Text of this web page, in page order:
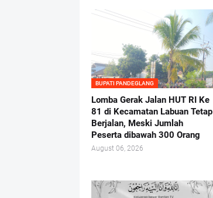
BUPATI PANDEGLANG
Lomba Gerak Jalan HUT RI Ke
81 di Kecamatan Labuan Tetap
Berjalan, Meski Jumlah
Peserta dibawah 300 Orang
August 06, 2026